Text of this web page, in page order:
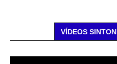
VÍDEOS